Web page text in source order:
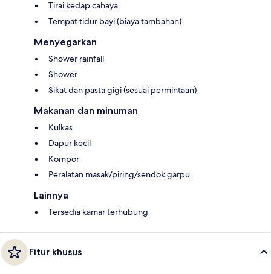
Tirai kedap cahaya
Tempat tidur bayi (biaya tambahan)
Menyegarkan
Shower rainfall
Shower
Sikat dan pasta gigi (sesuai permintaan)
Makanan dan minuman
Kulkas
Dapur kecil
Kompor
Peralatan masak/piring/sendok garpu
Lainnya
Tersedia kamar terhubung
Fitur khusus